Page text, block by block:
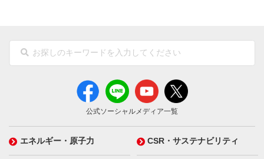
公式ソーシャルメディア一覧
エネルギー・原子力 CSR・サステナビリティ